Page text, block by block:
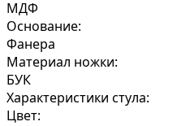
МДФ
Основание:
Фанера
Материал ножки:
БУК
Характеристики стула:
Цвет: